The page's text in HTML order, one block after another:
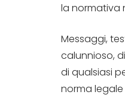
la normativa
Messaggi,
calunnioso,
di qualsiasi
norma